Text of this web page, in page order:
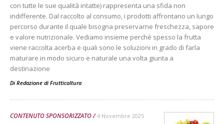
con tutte le sue qualità intatte) rappresenta una sfida non
indifferente. Dal raccolto al consumo, i prodotti affrontano un lungo
percorso durante il quale bisogna preservarne freschezza, sapore
e valore nutrizionale. Vediamo insieme perché spesso la frutta
viene raccolta acerba e quali sono le soluzioni in grado di farla
maturare in modo sicuro e naturale una volta giunta a
destinazione
Di Redazione di Frutticoltura -
CONTENUTO SPONSORIZZATO 4 Novembre 2025